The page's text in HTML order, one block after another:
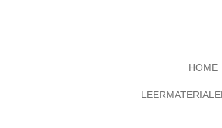
HOME